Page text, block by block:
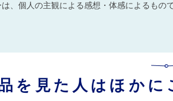
、個人の主観による感想・体感によるもの
を見た人はほかに